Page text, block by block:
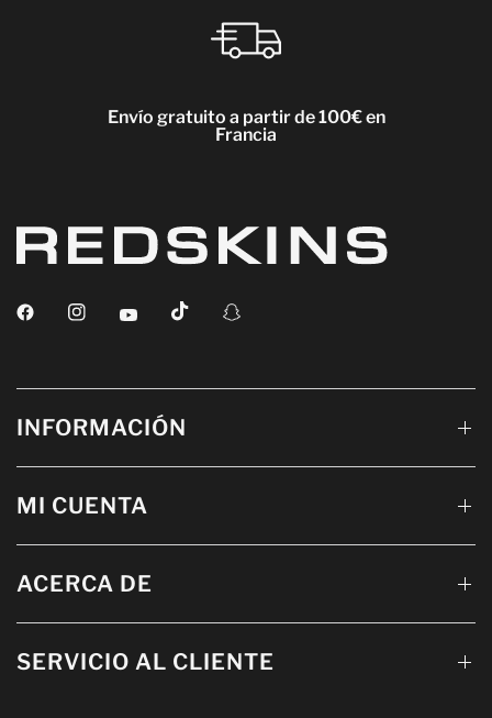
Envío gratuito a partir de 100€ en
Francia
INFORMACIÓN
MI CUENTA
ACERCA DE
SERVICIO AL CLIENTE